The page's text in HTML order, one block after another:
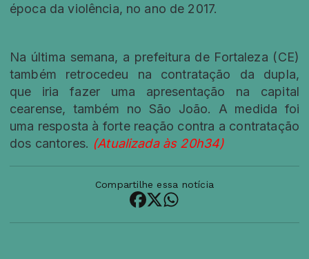
época da violência, no ano de 2017.
Na última semana, a prefeitura de Fortaleza (CE)
também retrocedeu na contratação da dupla,
que iria fazer uma apresentação na capital
cearense, também no São João. A medida foi
uma resposta à forte reação contra a contratação
dos cantores. (Atualizada às 20h34)
Compartilhe essa notícia